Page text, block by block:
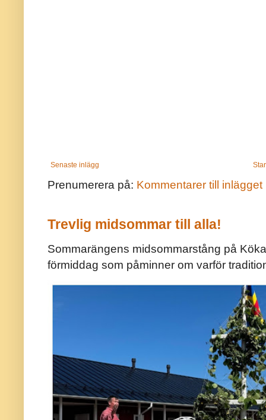
Senaste inlägg
Prenumerera på: Kommentarer till inlägget
Trevlig midsommar till alla!
Sommarängens midsommarstång på
förmiddag som påminner om varför